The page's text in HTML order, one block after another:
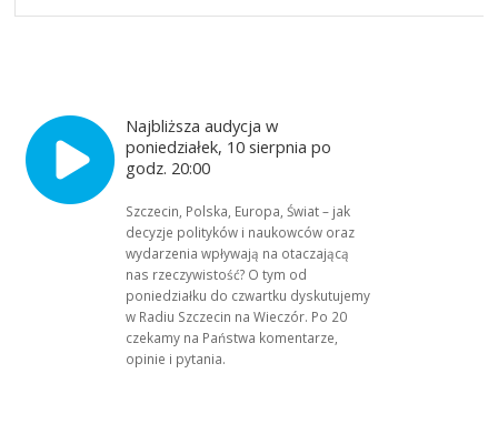
Najbliższa audycja w
poniedziałek, 10 sierpnia po
godz. 20:00
Szczecin, Polska, Europa, Świat – jak
decyzje polityków i naukowców oraz
wydarzenia wpływają na otaczającą
nas rzeczywistość? O tym od
poniedziałku do czwartku dyskutujemy
w Radiu Szczecin na Wieczór. Po 20
czekamy na Państwa komentarze,
opinie i pytania.